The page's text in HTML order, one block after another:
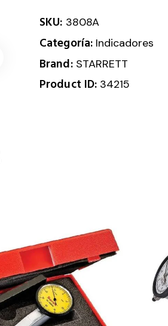
SKU: 3808A
Categoría: Indicadores
Brand: STARRETT
Product ID: 34215